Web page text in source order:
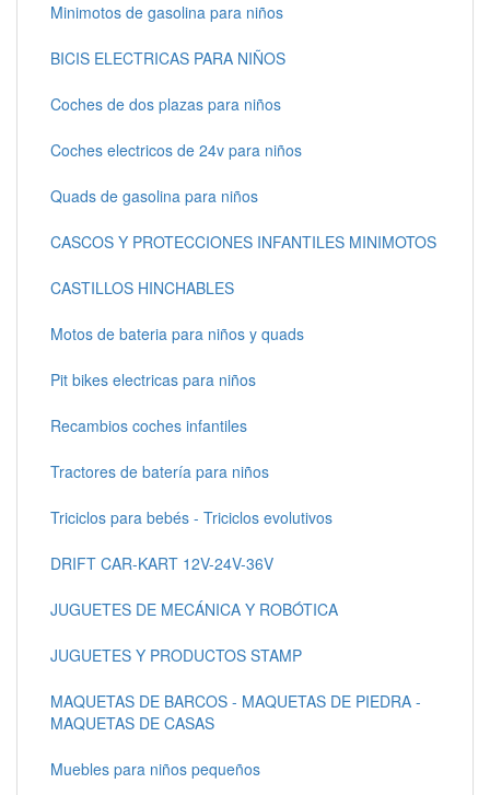
Minimotos de gasolina para niños
BICIS ELECTRICAS PARA NIÑOS
Coches de dos plazas para niños
Coches electricos de 24v para niños
Quads de gasolina para niños
CASCOS Y PROTECCIONES INFANTILES MINIMOTOS
CASTILLOS HINCHABLES
Motos de bateria para niños y quads
Pit bikes electricas para niños
Recambios coches infantiles
Tractores de batería para niños
Triciclos para bebés - Triciclos evolutivos
DRIFT CAR-KART 12V-24V-36V
JUGUETES DE MECÁNICA Y ROBÓTICA
JUGUETES Y PRODUCTOS STAMP
MAQUETAS DE BARCOS - MAQUETAS DE PIEDRA -
MAQUETAS DE CASAS
Muebles para niños pequeños